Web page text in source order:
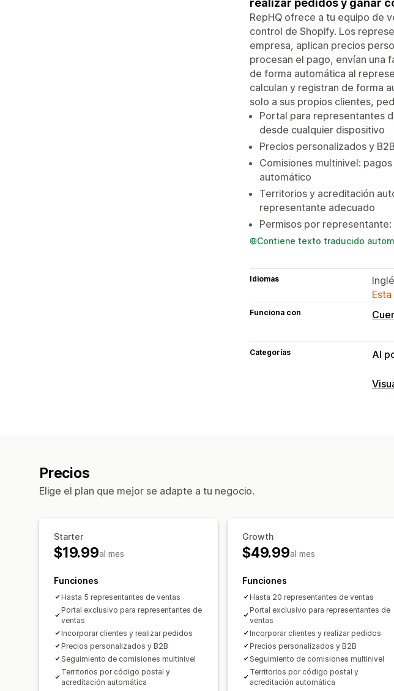
realizar pedidos y ganar
RepHQ ofrece a tu equipo de
control de Shopify. Los
empresa, aplican precios
procesan el pago, envían una
de forma automática al
calculan y registran de forma
solo a sus propios clientes,
Portal para representantes
desde cualquier dispositivo
Precios personalizados y
Comisiones multinivel:
automático
Territorios y acreditación
representante adecuado
Permisos por
Contiene texto traducido
Idiomas
Funciona con
Categorías Al
Precios
Elige el plan que mejor se adapte a tu negocio.
Starter
$19.99al mes
Funciones
Hasta 5 representantes de ventas
Portal exclusivo para representantes de
ventas
Incorporar clientes y realizar pedidos
Precios personalizados y B2B
Seguimiento de comisiones multinivel
Territorios por código postal y
acreditación automática
Growth
$49.99al mes
Funciones
Hasta 20 representantes de ventas
Portal exclusivo para representantes de
ventas
Incorporar clientes y realizar pedidos
Precios personalizados y B2B
Seguimiento de comisiones multinivel
Territorios por código postal y
acreditación automática